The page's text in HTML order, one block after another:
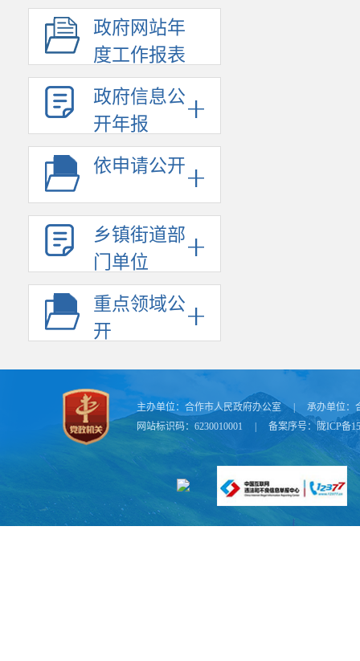
政府网站年
度工作报表
政府信息公
开年报
依申请公开
乡镇街道部
门单位
重点领域公
开
主办单位： 合作市人民政府办公室 承办单位：
网站标识码：6230010001
备案序号：陇ICP备